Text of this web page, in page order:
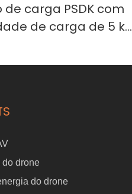
de carga PSDK com
de carga de 5 kg
5
do drone
do drone